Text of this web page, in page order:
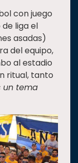
con juego
liga el
asadas)
del equipo,
al estadio
ritual, tanto
un tema